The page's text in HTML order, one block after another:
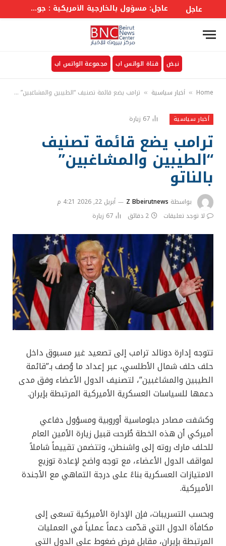
عاجل عاجل: مسؤول بالخارجية الأمريكية : جولة المفاوضات السابعة بين #لبنان وإسرائيل برعاية أمريكا في روما كانت مثمرة
نبض قناة الواتس اب مجموعة الواتس اب
Home
» أخبار سياسية » ترامب يضع قائمة تصنيف “الطيبين والمشاغبين” بالناتو
أخبار سياسية 67 زيارة
ترامب يضع قائمة تصنيف
“الطيبين والمشاغبين”
بالناتو
بواسطة Z Bbeirutnews
أبريل 22, 2026 4:21 م
لا توجد تعليقات
2 دقائق 67 زيارة
تتوجه إدارة دونالد ترامب إلى تصعيد غير مسبوق داخل
حلف حلف شمال الأطلسي، عبر إعداد ما وُصف بـ”قائمة
الطيبين والمشاغبين”، لتصنيف الدول الأعضاء وفق مدى
دعمها للسياسات العسكرية الأميركية المرتبطة بإيران.
وكشفت مصادر دبلوماسية أوروبية ومسؤول دفاعي
أميركي أن هذه الخطة طُرحت قبيل زيارة الأمين العام
للحلف مارك روته إلى واشنطن، وتتضمن تقييماً شاملاً
لمواقف الدول الأعضاء، مع توجه واضح لإعادة توزيع
الامتيازات العسكرية بناءً على درجة التماهي مع الأجندة
الأميركية.
وبحسب التسريبات، فإن الإدارة الأميركية تسعى إلى
مكافأة الدول التي قدّمت دعماً عملياً في العمليات
المرتبطة بإيران، مقابل فرض ضغوط على الدول التي